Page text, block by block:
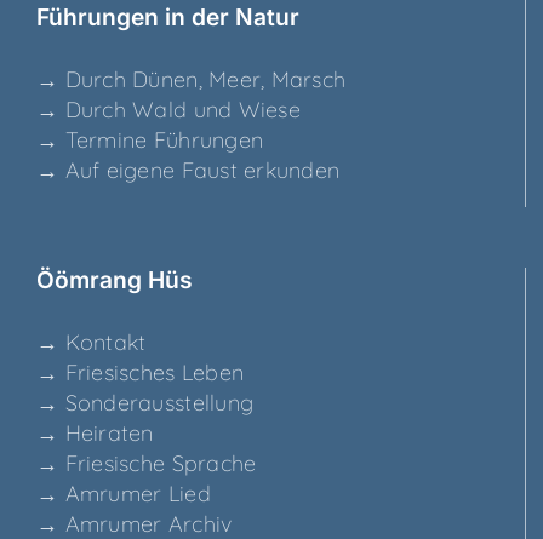
Füh­run­gen in der Natur
→ Durch Dünen, Meer, Marsch
→ Durch Wald und Wiese
→ Ter­mi­ne Führungen
→ Auf eige­ne Faust erkunden
Ööm­rang Hüs
→ Kon­takt
→ Frie­si­sches Leben
→ Son­der­aus­stel­lung
→ Hei­ra­ten
→ Frie­si­sche Sprache
→ Amru­mer Lied
→ Amru­mer Archiv